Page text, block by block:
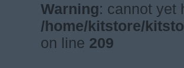
Warning: cannot yet
/home/kitstore/
on line 209